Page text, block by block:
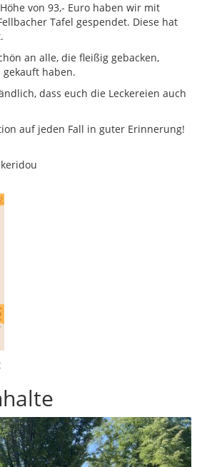
von 93,- Euro haben wir mit
Tafel gespendet. Diese hat
an alle, die fleißig gebacken,
haben.
dass euch die Leckereien auch
auf jeden Fall in guter Erinnerung!